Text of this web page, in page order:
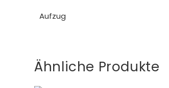
Aufzug
Ähnliche Produkte